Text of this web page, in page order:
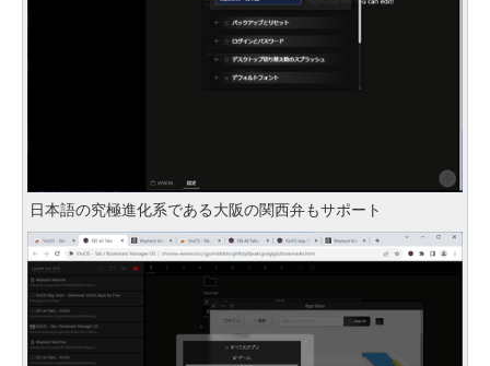
日本語の究極進化系である大阪の関西弁もサポート